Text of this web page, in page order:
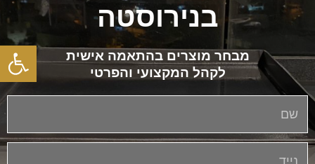
פתח
בנירוסטה
מבחר מוצרים בהתאמה אישית
לקהל המקצועי והפרטי